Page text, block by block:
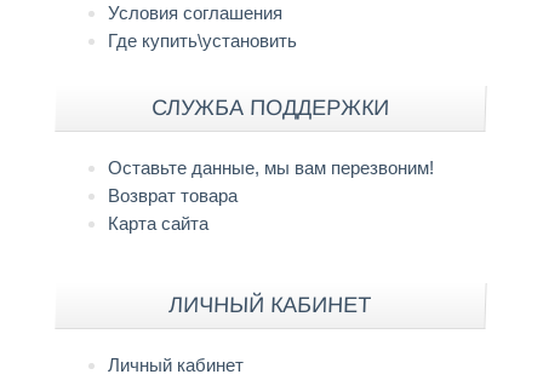
Условия соглашения
Где купить\установить
СЛУЖБА ПОДДЕРЖКИ
Оставьте данные, мы вам перезвоним!
Возврат товара
Карта сайта
ЛИЧНЫЙ КАБИНЕТ
Личный кабинет